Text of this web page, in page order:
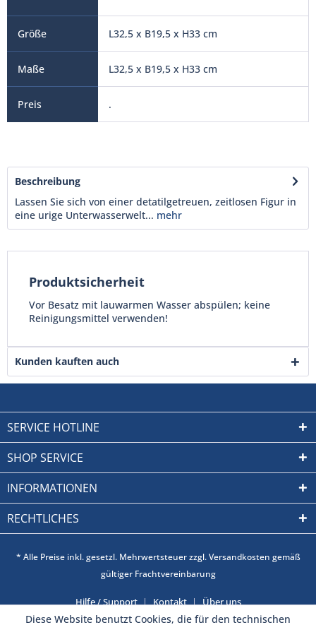
L32,5 x B19,5 x H33 cm
L32,5 x B19,5 x H33 cm
.
Beschreibung
Lassen Sie sich von einer detatilgetreuen, zeitlosen Figur in
eine urige Unterwasserwelt... mehr
Produktsicherheit
Vor Besatz mit lauwarmen Wasser abspülen; keine
Reinigungsmittel verwenden!
Kunden kauften auch
SERVICE HOTLINE
SHOP SERVICE
INFORMATIONEN
RECHTLICHES
* Alle Preise inkl. gesetzl. Mehrwertsteuer zzgl. Versandkosten gemäß
gültiger Frachtvereinbarung
Hilfe / Support Kontakt Über uns
Diese Website benutzt Cookies, die für den technischen